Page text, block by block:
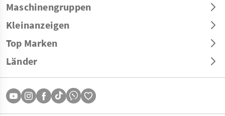
Maschinengruppen
Kleinanzeigen
Top Marken
Länder